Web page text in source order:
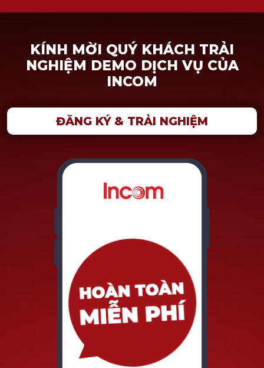
KÍNH MỜI QUÝ KHÁCH TRẢI
NGHIỆM DEMO DỊCH VỤ CỦA
INCOM
ĐĂNG KÝ & TRẢI NGHIỆM